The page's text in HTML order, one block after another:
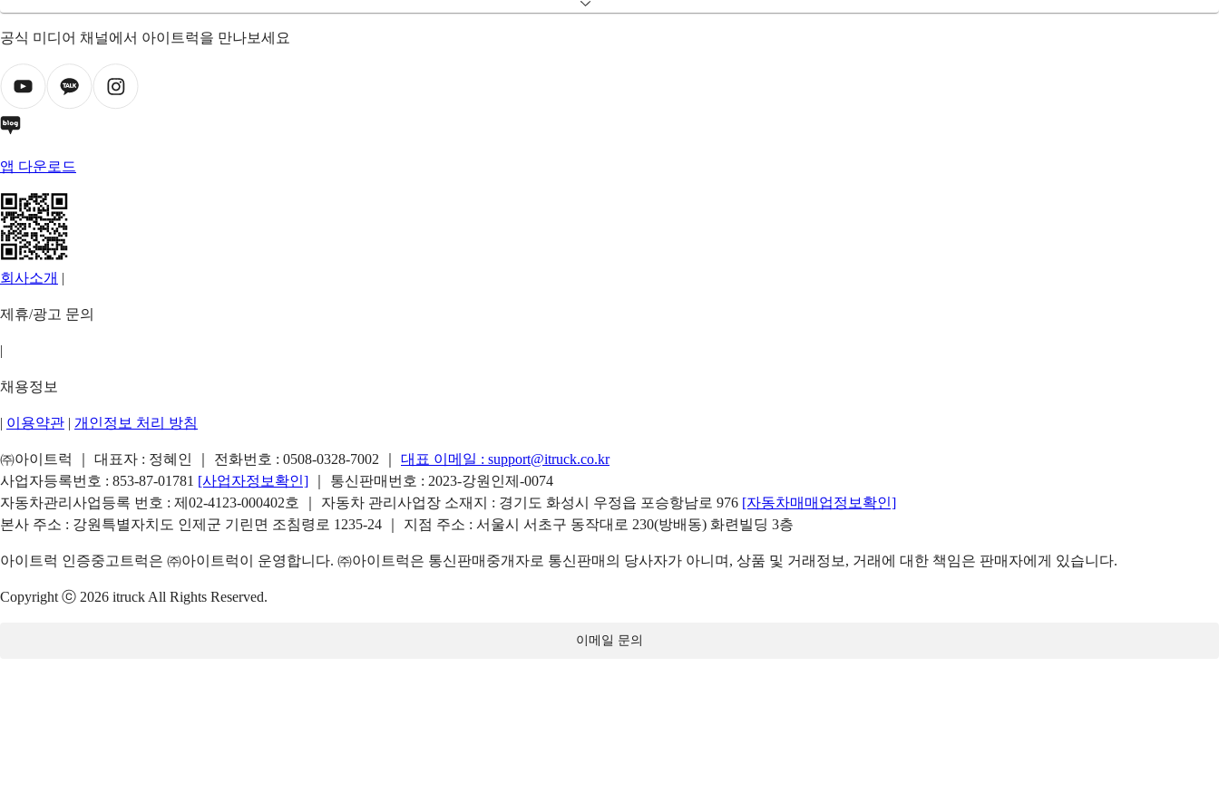
공식 미디어 채널에서 아이트럭을 만나보세요
앱 다운로드
회사소개 |
제휴/광고 문의
|
채용정보
| 이용약관 | 개인정보 처리 방침
㈜아이트럭 ｜ 대표자 : 정혜인 ｜ 전화번호 : 0508-0328-7002 대표 이메일 : support@itruck.co.kr
사업자등록번호 : 853-87-01781 [사업자정보확인]
｜ 통신판매번호 : 2023-강원인제-0074
자동차관리사업등록 번호 : 제02-4123-000402호 ｜ 자동차 관리사업장 소재지 : 경기도 화성시 우정읍 포승항남로 976 [자동차매매업정보확인]
본사 주소 : 강원특별자치도 인제군 기린면 조침령로 1235-24 ｜ 지점 주소 : 서울시 서초구 동작대로 230(방배동) 화련빌딩 3층
아이트럭 인증중고트럭은 ㈜아이트럭이 운영합니다. ㈜아이트럭은 통신판매중개자로 통신판매의 당사자가 아니며, 상품 및 거래정보, 거래에 대한 책임은 판매자에게 있습니다.
Copyright ⓒ 2026 itruck All Rights Reserved.
이메일 문의